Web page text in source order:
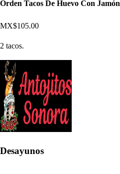
Orden Tacos De Huevo Con Jamón
MX$105.00
2 tacos.
Desayunos